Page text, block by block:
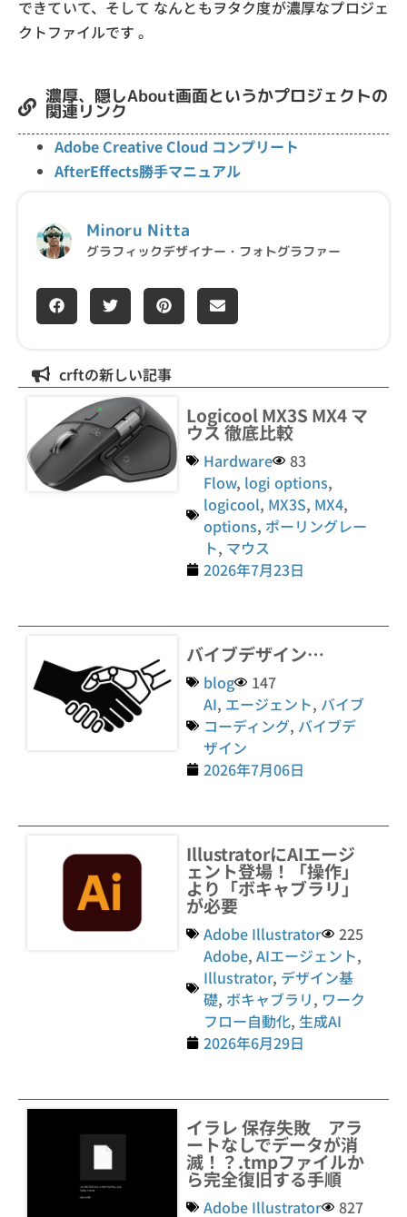
できていて、そして なんともヲタク度が濃厚なプロジェ
クトファイルです 。
濃厚、隠しAbout画面というかプロジェクトの
関連リンク
Adobe Creative Cloud コンプリート
AfterEffects勝手マニュアル
Minoru Nitta
グラフィックデザイナー・フォトグラファー
crftの新しい記事
Logicool MX3S MX4 マ
ウス 徹底比較
Hardware
83
Flow, logi options,
logicool, MX3S, MX4,
options, ポーリングレー
ト, マウス
2026年7月23日
バイブデザイン…
blog
147
AI, エージェント, バイブ
コーディング, バイブデ
ザイン
2026年7月06日
IllustratorにAIエージ
ェント登場！「操作」
より「ボキャブラリ」
が必要
Adobe Illustrator
225
Adobe,AIエージェント,
Illustrator, デザイン基
礎, ボキャブラリ, ワーク
フロー自動化, 生成AI
2026年6月29日
イラレ 保存失敗 アラ
ートなしでデータが消
滅！？.tmpファイルか
ら完全復旧する手順
Adobe Illustrator
827